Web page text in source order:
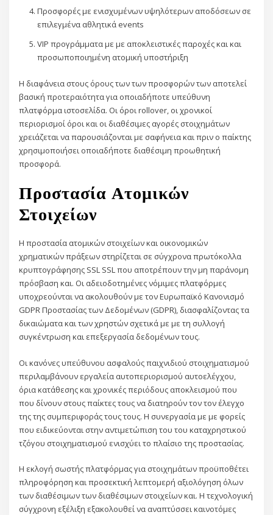
Προσφορές με ενισχυμένων υψηλότερων αποδόσεων σε
επιλεγμένα αθλητικά events
VIP προγράμματα με με αποκλειστικές παροχές και και
προσωποποιημένη ατομική υποστήριξη
Η διαφάνεια στους όρους των των προσφορών των αποτελεί
βασική προτεραιότητα για οποιαδήποτε υπεύθυνη
πλατφόρμα ιστοσελίδα. Οι όροι rollover, οι χρονικοί
περιορισμοί όροι και οι διαθέσιμες αγορές στοιχημάτων
χρειάζεται να παρουσιάζονται με σαφήνεια και πριν ο παίκτης
χρησιμοποιήσει οποιαδήποτε διαθέσιμη προωθητική
προσφορά.
Προστασία Ατομικών
Στοιχείων
Η προστασία ατομικών στοιχείων και οικονομικών
χρηματικών πράξεων στηρίζεται σε σύγχρονα πρωτόκολλα
κρυπτογράφησης SSL SSL που αποτρέπουν την μη παράνομη
πρόσβαση και. Οι αδειοδοτημένες νόμιμες πλατφόρμες
υποχρεούνται να ακολουθούν με τον Ευρωπαϊκό Κανονισμό
GDPR Προστασίας των Δεδομένων (GDPR), διασφαλίζοντας τα
δικαιώματα και των χρηστών σχετικά με με τη συλλογή
συγκέντρωση και επεξεργασία δεδομένων τους.
Οι κανόνες υπεύθυνου ασφαλούς παιχνιδιού στοιχηματισμού
περιλαμβάνουν εργαλεία αυτοπεριορισμού αυτοελέγχου,
όρια κατάθεσης και χρονικές περιόδους αποκλεισμού που
που δίνουν στους παίκτες τους να διατηρούν τον τον έλεγχο
της της συμπεριφοράς τους τους. Η συνεργασία με με φορείς
που ειδικεύονται στην αντιμετώπιση του του καταχρηστικού
τζόγου στοιχηματισμού ενισχύει το πλαίσιο της προστασίας.
Η εκλογή σωστής πλατφόρμας για στοιχημάτων προϋποθέτει
πληροφόρηση και προσεκτική λεπτομερή αξιολόγηση όλων
των διαθέσιμων των διαθέσιμων στοιχείων και. Η τεχνολογική
σύγχρονη εξέλιξη εξακολουθεί να αναπτύσσει καινοτόμες